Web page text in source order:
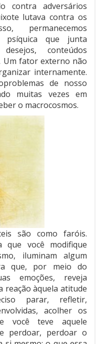
contra adversários
lutava contra os
permanecemos
psíquica que junta
conteúdos
Um fator externo não
internamente.
de nosso
muitas vezes em
o macrocosmos.
são como faróis.
que você modifique
iluminam algum
que, por meio do
emoções, reveja
reação àquela atitude
parar, refletir,
acolher os
você teve aquele
perdoar, perdoar o